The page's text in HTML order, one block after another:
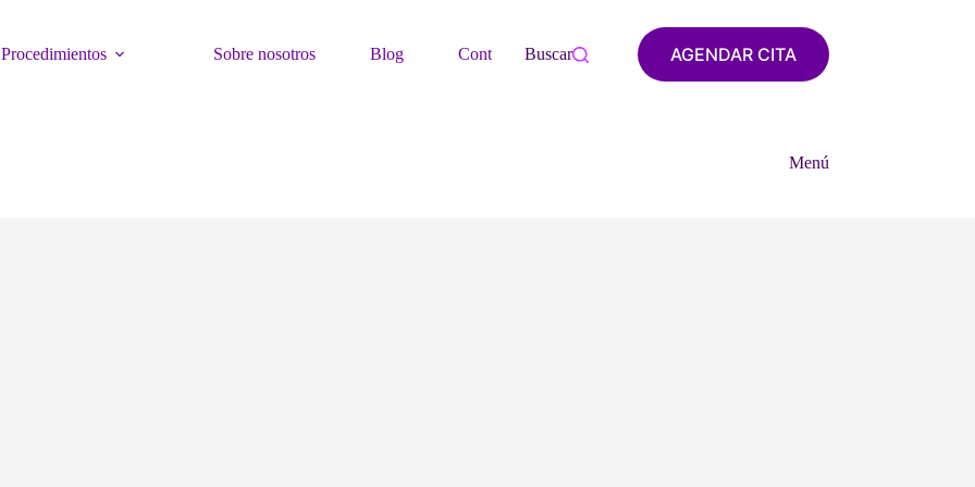
Procedimientos Sobre nosotros Blog Contacto Buscar AGENDAR CITA
Menú